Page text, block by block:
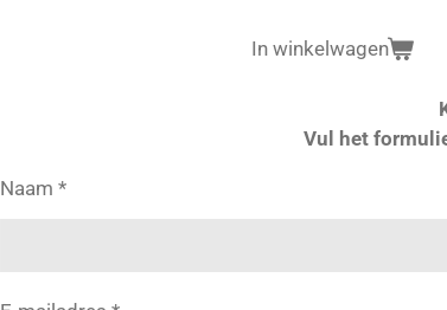
In winkelwagen
Vul het
Naam *